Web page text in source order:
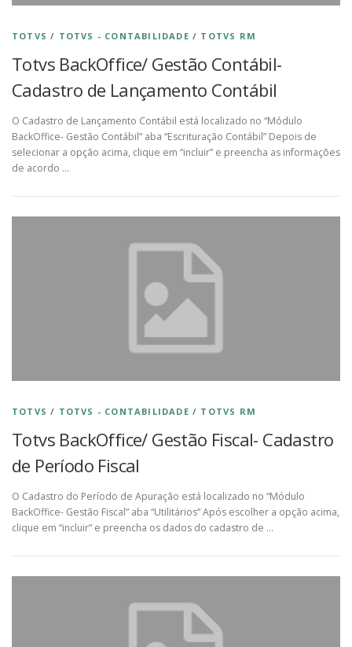
TOTVS / TOTVS - CONTABILIDADE / TOTVS RM
Totvs BackOffice/ Gestão Contábil-
Cadastro de Lançamento Contábil
O Cadastro de Lançamento Contábil está localizado no “Módulo
BackOffice- Gestão Contábil” aba “Escrituração Contábil” Depois de
selecionar a opção acima, clique em “incluir” e preencha as informações
de acordo …
TOTVS / TOTVS - CONTABILIDADE / TOTVS RM
Totvs BackOffice/ Gestão Fiscal- Cadastro
de Período Fiscal
O Cadastro do Período de Apuração está localizado no “Módulo
BackOffice- Gestão Fiscal” aba “Utilitários” Após escolher a opção acima,
clique em “incluir” e preencha os dados do cadastro de …